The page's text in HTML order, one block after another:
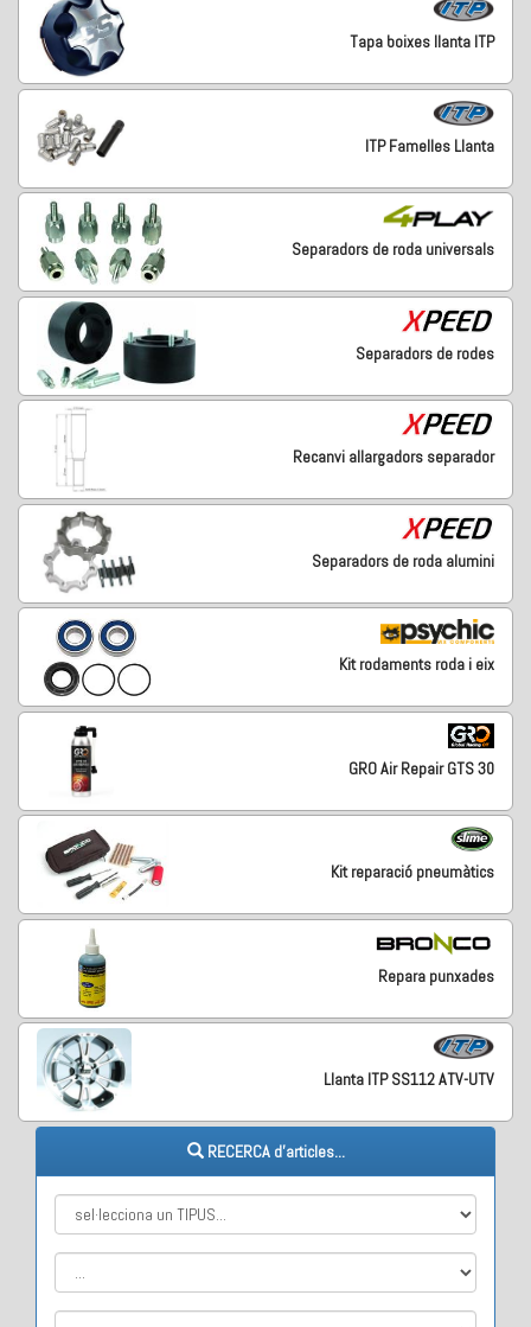
Tapa boixes llanta ITP
ITP Famelles Llanta
Separadors de roda universals
Separadors de rodes
Recanvi allargadors separador
Separadors de roda alumini
Kit rodaments roda i eix
GRO Air Repair GTS 30
Kit reparació pneumàtics
Repara punxades
Llanta ITP SS112 ATV-UTV
RECERCA d'articles...